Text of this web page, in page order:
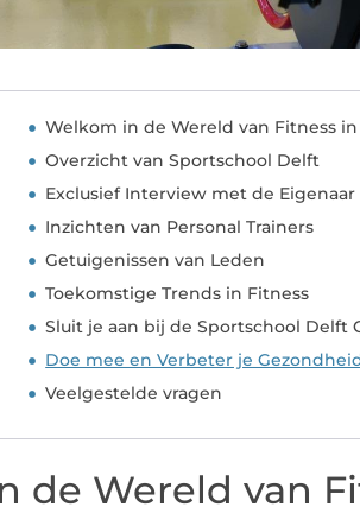
Welkom in de Wereld van Fitness
Overzicht van Sportschool Delft
Exclusief Interview met de Eigenaar
Inzichten van Personal Trainers
Getuigenissen van Leden
Toekomstige Trends in Fitness
Sluit je aan bij de Sportschool Delft
Doe mee en Verbeter je
Veelgestelde vragen
de Wereld van